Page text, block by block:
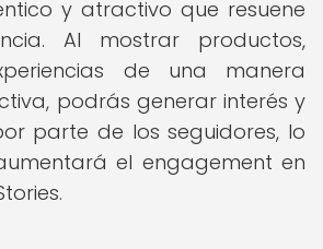
y atractivo que resuene
Al mostrar productos,
de una manera
podrás generar interés y
parte de los seguidores, lo
el engagement en